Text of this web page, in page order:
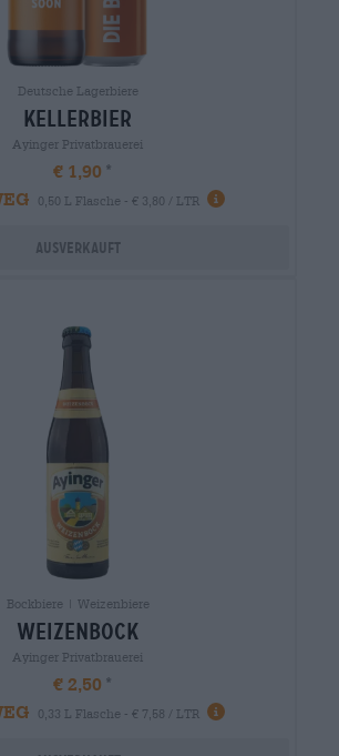
Deutsche Lagerbiere
kellerbier
Ayinger Privatbrauerei
€ 1,90
0,50 L Flasche - € 3,80 / LTR
Ausverkauft
Bockbiere | Weizenbiere
weizenbock
Ayinger Privatbrauerei
€ 2,50
0,33 L Flasche - € 7,58 / LTR